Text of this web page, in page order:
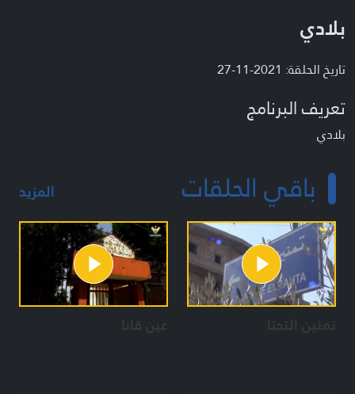
بلادي
تاريخ الحلقة: 2021-11-27
تعريف البرنامج
بلادي
باقي الحلقات المزيد
تمنين التحتا عين قانا